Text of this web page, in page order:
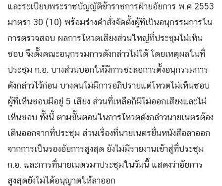
และระเบียบพระราชบัญญัติข้าราชการฝ่ายอัยการ พ.ศ 2553
มาตรา 30 (10) พร้อมร่างคำสั่งจัดตั้งผู้ที่เป็นอนุกรรมการใน
การตรวจสอบ ผลการโหวตเสียงส่วนใหญ่ที่ประชุมไม่เห็น
ชอบ จึงตั้งคณะอนุกรรมการดังกล่าวไม่ได้ โดยเหตุผลในที่
ประชุม ก.อ. บางส่วนบอกให้มีการชะลอการตั้งอนุกรรมการ
ดังกล่าวไว้ก่อน บางคนไม่มีการอภิปรายแต่โหวตไม่เห็นชอบ
ผู้ที่เห็นชอบมีอยู่ 5 เสียง ส่วนที่เหลือก็มีไม่ออกเสียงและไม่
เห็นชอบ ทั้งนี้ ตามขั้นตอนในการโหวตดังกล่าวนายเนตรต้อง
เดินออกจากที่ประชุม ส่วนเรื่องที่นายเนตรยื่นหนังสือลาออก
จากการเป็นรองอัยการสูงสุด ยังไม่มีรายงานเข้าสู่ที่ประชุม
ก.อ. และการที่นายเนตรมาประชุมในวันนี้ แสดงว่าอัยการ
สูงสุดยังไม่ได้อนุญาตให้ลาออก